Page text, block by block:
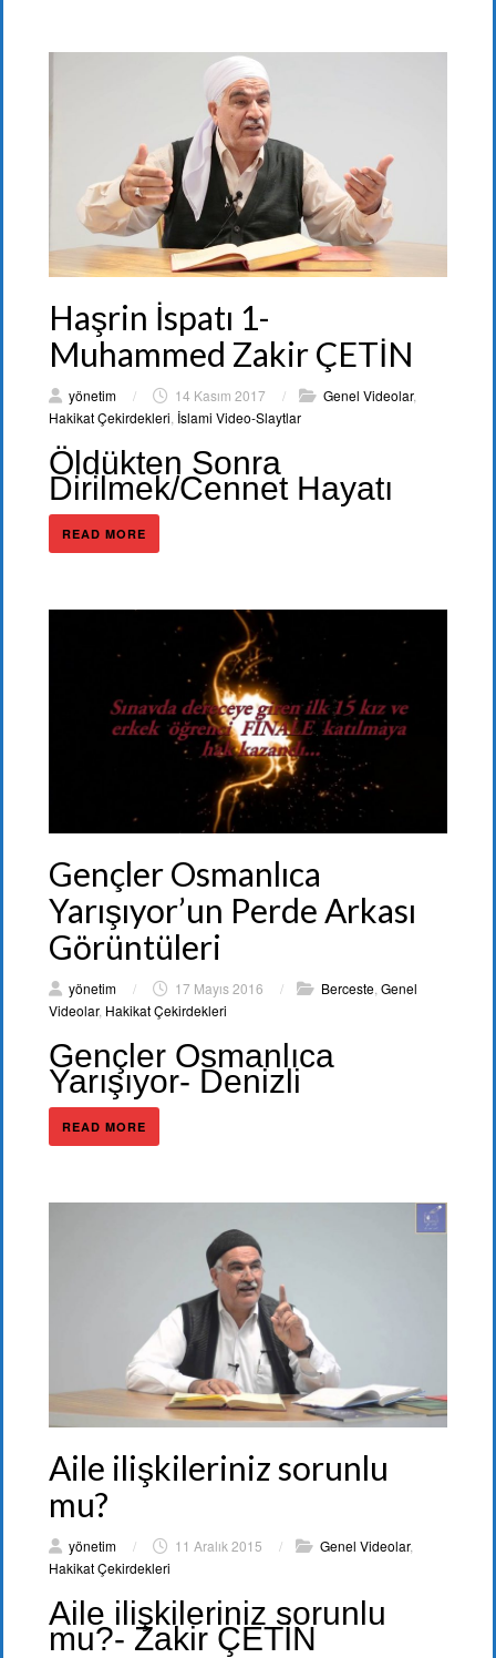
Haşrin İspatı 1-
Muhammed Zakir ÇETİN
yönetim / 14 Kasım 2017 / Genel Videolar,
Hakikat Çekirdekleri İslami Video-Slaytlar
Öldükten Sonra
Dirilmek/Cennet Hayatı
READ MORE
Gençler Osmanlıca
Yarışıyor’un Perde Arkası
Görüntüleri
yönetim / 17 Mayıs 2016 / Berceste Genel
Videolar, Hakikat Çekirdekleri
Gençler Osmanlıca
Yarışıyor- Denizli
READ MORE
Aile ilişkileriniz sorunlu
mu?
yönetim / 11 Aralık 2015 / Genel Videolar,
Hakikat Çekirdekleri
Aile ilişkileriniz sorunlu
mu?- Zakir ÇETİN